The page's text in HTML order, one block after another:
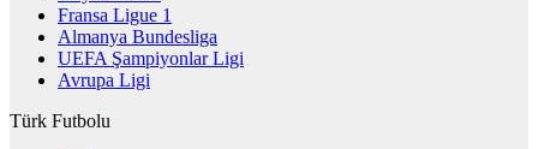
Fransa Ligue 1
Almanya Bundesliga
UEFA Şampiyonlar Ligi
Avrupa Ligi
Türk Futbolu